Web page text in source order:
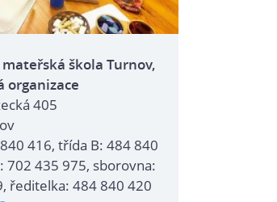
škola Turnov,
organizace
405
416, třída B: 484 840
702 435 975, sborovna:
ředitelka: 484 840 420